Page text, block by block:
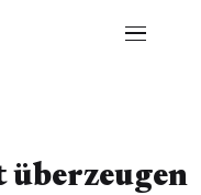
überzeugen